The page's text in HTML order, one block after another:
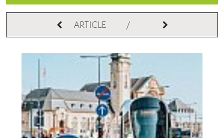
ARTICLE /